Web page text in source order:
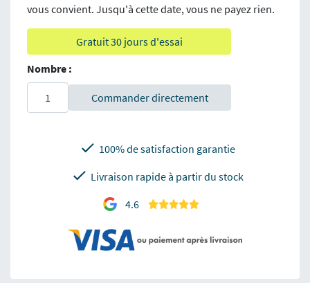
vous convient. Jusqu'à cette date, vous ne payez rien.
Gratuit 30 jours d'essai
Nombre :
Commander directement
100% de satisfaction garantie
Livraison rapide à partir du stock
4.6